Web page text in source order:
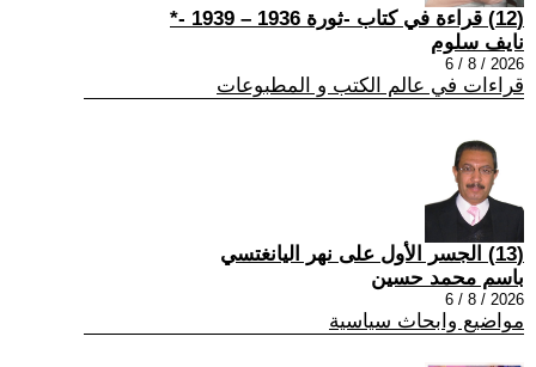
(12) قراءة في كتاب -ثورة 1936 – 1939 -*
نايف سلوم
2026 / 8 / 6
قراءات في عالم الكتب و المطبوعات
(13) الجسر الأول على نهر اليانغتسي
باسم محمد حسين
2026 / 8 / 6
مواضيع وابحاث سياسية